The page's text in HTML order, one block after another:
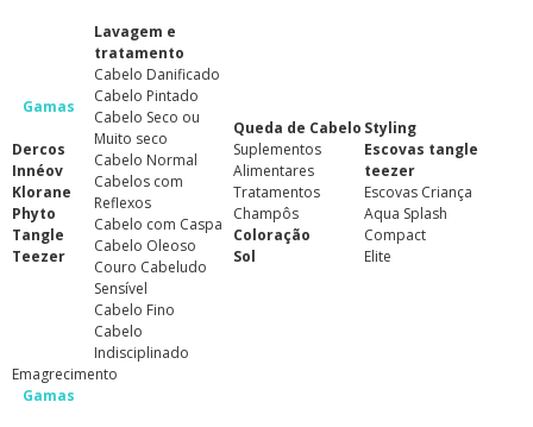
Gamas
Dercos
Innéov
Klorane
Phyto
Tangle
Teezer
Lavagem e
tratamento
Cabelo Danificado
Cabelo Pintado
Cabelo Seco ou
Muito seco
Cabelo Normal
Cabelos com
Reflexos
Cabelo com Caspa
Cabelo Oleoso
Couro Cabeludo
Sensível
Cabelo Fino
Cabelo
Indisciplinado
Queda de Cabelo
Suplementos
Alimentares
Tratamentos
Champôs
Coloração
Sol
Styling
Escovas tangle
teezer
Escovas Criança
Aqua Splash
Compact
Elite
Emagrecimento
Gamas